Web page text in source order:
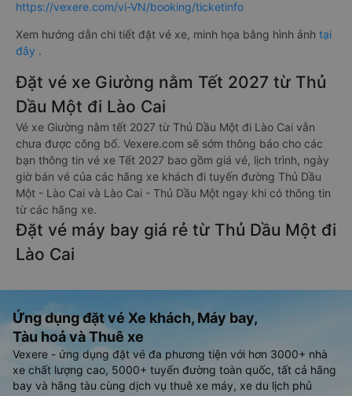
https://vexere.com/vi-VN/booking/ticketinfo
Xem hướng dẫn chi tiết đặt vé xe, minh họa bằng hình ảnh tại
đây .
Đặt vé xe Giường nằm Tết 2027 từ Thủ
Dầu Một đi Lào Cai
Vé xe Giường nằm tết 2027 từ Thủ Dầu Một đi Lào Cai vẫn
chưa được công bố. Vexere.com sẽ sớm thông báo cho các
bạn thông tin vé xe Tết 2027 bao gồm giá vé, lịch trình, ngày
giờ bán vé của các hãng xe khách đi tuyến đường Thủ Dầu
Một - Lào Cai và Lào Cai - Thủ Dầu Một ngay khi có thông tin
từ các hãng xe.
Đặt vé máy bay giá rẻ từ Thủ Dầu Một đi
Lào Cai
Ứng dụng đặt vé Xe khách, Máy bay,
Tàu hoả và Thuê xe
Vexere - ứng dụng đặt vé đa phương tiện với hơn 3000+ nhà
xe chất lượng cao, 5000+ tuyến đường toàn quốc, tất cả hãng
bay và hãng tàu cùng dịch vụ thuê xe máy, xe du lịch phủ